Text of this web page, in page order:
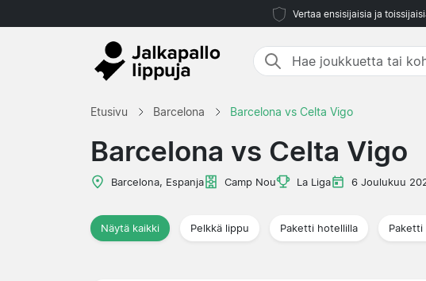
Vertaa ensisijaisia ja
Etusivu Barcelona Barcelona vs Celta Vigo
Barcelona vs Celta Vigo
Barcelona, Espanja Camp Nou La Liga 6 Joulukuu
Näytä kaikki Pelkkä lippu Paketti hotellilla Paketti